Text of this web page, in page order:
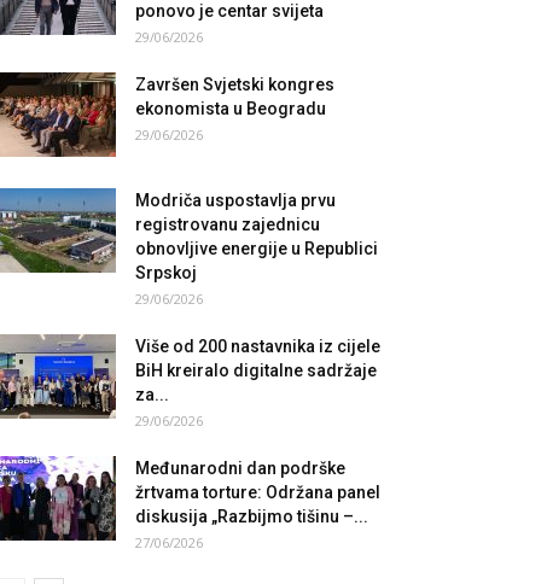
ponovo je centar svijeta
29/06/2026
Završen Svjetski kongres
ekonomista u Beogradu
29/06/2026
Modriča uspostavlja prvu
registrovanu zajednicu
obnovljive energije u Republici
Srpskoj
29/06/2026
Više od 200 nastavnika iz cijele
BiH kreiralo digitalne sadržaje
za...
29/06/2026
Međunarodni dan podrške
žrtvama torture: Održana panel
diskusija „Razbijmo tišinu –...
27/06/2026